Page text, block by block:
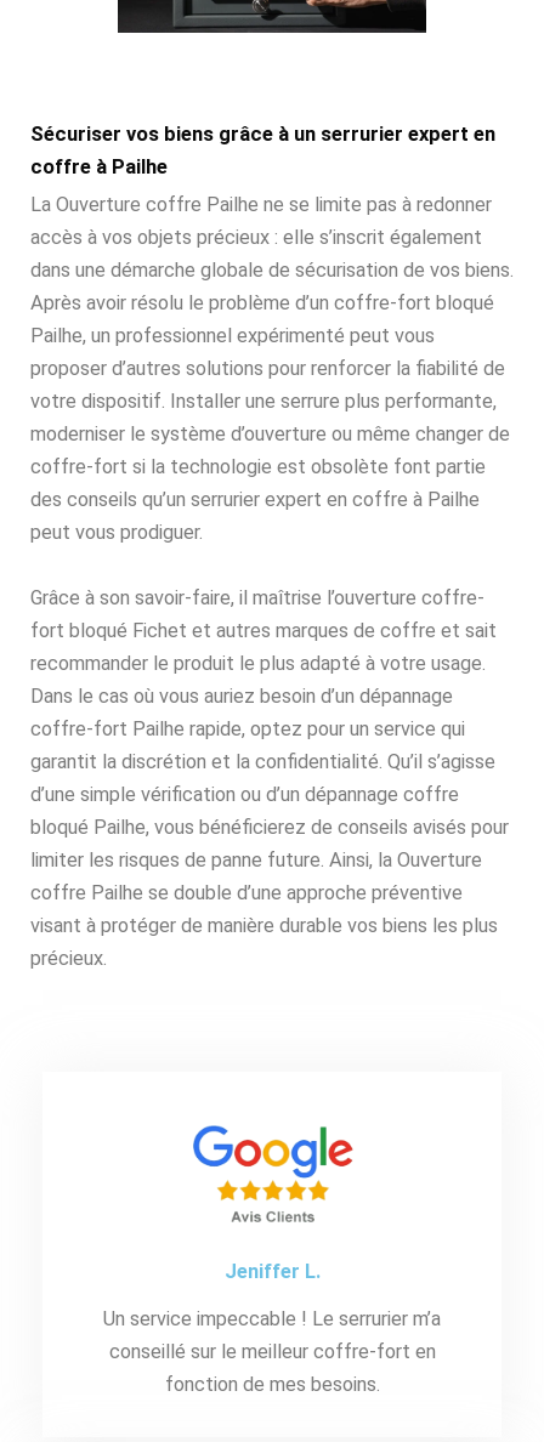
Sécuriser vos biens grâce à un serrurier expert en
coffre à Pailhe
La Ouverture coffre Pailhe ne se limite pas à redonner
accès à vos objets précieux : elle s’inscrit également
dans une démarche globale de sécurisation de vos biens.
Après avoir résolu le problème d’un coffre-fort bloqué
Pailhe, un professionnel expérimenté peut vous
proposer d’autres solutions pour renforcer la fiabilité de
votre dispositif. Installer une serrure plus performante,
moderniser le système d’ouverture ou même changer de
coffre-fort si la technologie est obsolète font partie
des conseils qu’un serrurier expert en coffre à Pailhe
peut vous prodiguer.
Grâce à son savoir-faire, il maîtrise l’ouverture coffre-
fort bloqué Fichet et autres marques de coffre et sait
recommander le produit le plus adapté à votre usage.
Dans le cas où vous auriez besoin d’un dépannage
coffre-fort Pailhe rapide, optez pour un service qui
garantit la discrétion et la confidentialité. Qu’il s’agisse
d’une simple vérification ou d’un dépannage coffre
bloqué Pailhe, vous bénéficierez de conseils avisés pour
limiter les risques de panne future. Ainsi, la Ouverture
coffre Pailhe se double d’une approche préventive
visant à protéger de manière durable vos biens les plus
précieux.
Jeniffer L.
Un service impeccable ! Le serrurier m’a
conseillé sur le meilleur coffre-fort en
fonction de mes besoins.